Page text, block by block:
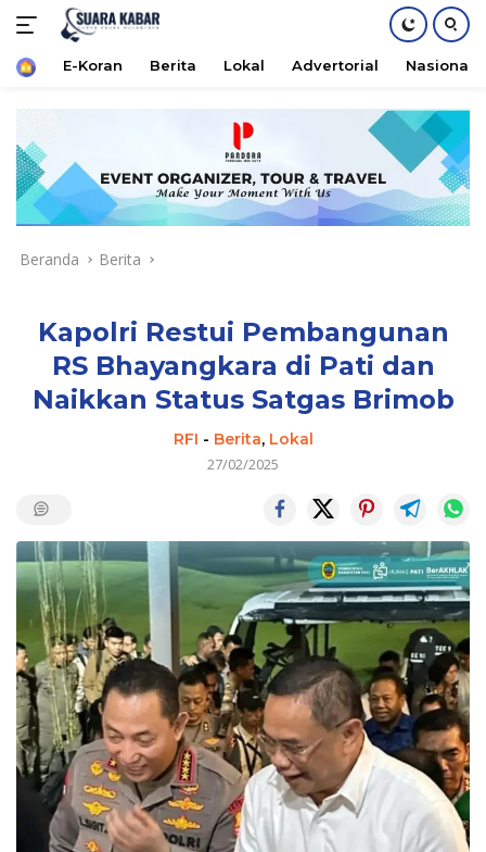
konten
HomeE-Koran Berita Lokal Advertorial Nasional
Beranda Berita
Kapolri Restui Pembangunan
RS Bhayangkara di Pati dan
Naikkan Status Satgas Brimob
RFI - Berita, Lokal
27/02/2025